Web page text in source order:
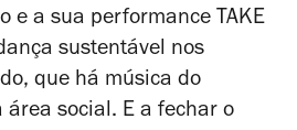
e a sua performance TAKE
sustentável nos
que há música do
social. E a fechar o